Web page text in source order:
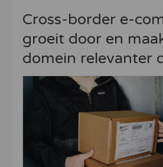
Cross-border e-
groeit door en
domein relevanter